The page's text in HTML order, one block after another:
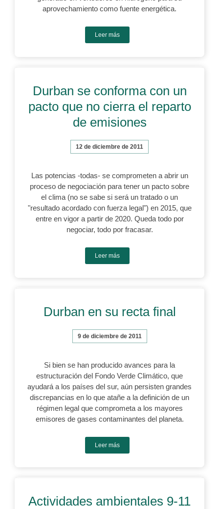
aprovechamiento como fuente energética.
Leer más
Durban se conforma con un
pacto que no cierra el reparto
de emisiones
12 de diciembre de 2011
Las potencias -todas- se comprometen a abrir un
proceso de negociación para tener un pacto sobre
el clima (no se sabe si será un tratado o un
"resultado acordado con fuerza legal") en 2015, que
entre en vigor a partir de 2020. Queda todo por
negociar, todo por fracasar.
Leer más
Durban en su recta final
9 de diciembre de 2011
Si bien se han producido avances para la
estructuración del Fondo Verde Climático, que
ayudará a los países del sur, aún persisten grandes
discrepancias en lo que atañe a la definición de un
régimen legal que comprometa a los mayores
emisores de gases contaminantes del planeta.
Leer más
Actividades ambientales 9-11